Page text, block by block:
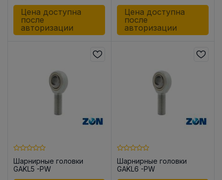
Цена доступна
после
авторизации
Цена доступна
после
авторизации
Шарнирные головки
GAKL5 -PW
Шарнирные головки
GAKL6 -PW